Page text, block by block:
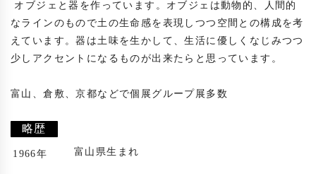
なラインのもので土の生命感を表現しつつ空間との構成を考
えています。器は土味を生かして、生活に優しくなじみつつ
少しアクセントになるものが出来たらと思っています。
富山、倉敷、京都などで個展グループ展多数
略歴
1966年 富山県生まれ